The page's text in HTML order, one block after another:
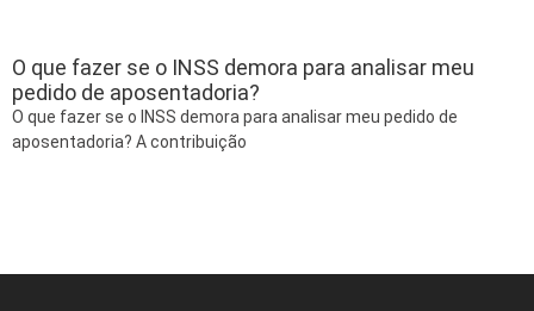
O que fazer se o INSS demora para analisar meu
pedido de aposentadoria?
O que fazer se o INSS demora para analisar meu pedido de
aposentadoria? A contribuição